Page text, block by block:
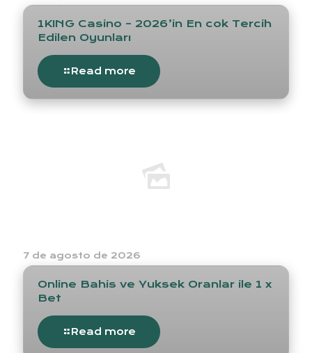
1KING Casino – 2026’in En cok Tercih
Edilen Oyunları
Read more
7 de agosto de 2026
Online Bahis ve Yuksek Oranlar ile 1 x
Bet
Read more